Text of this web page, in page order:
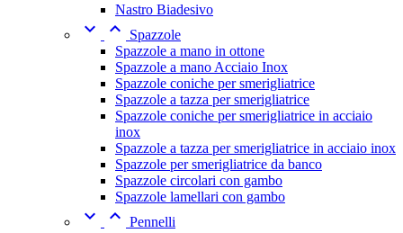
Nastro Biadesivo
 
Spazzole
Spazzole a mano in ottone
Spazzole a mano Acciaio Inox
Spazzole coniche per smerigliatrice
Spazzole a tazza per smerigliatrice
Spazzole coniche per smerigliatrice in acciaio
inox
Spazzole a tazza per smerigliatrice in acciaio inox
Spazzole per smerigliatrice da banco
Spazzole circolari con gambo
Spazzole lamellari con gambo
  Pennelli